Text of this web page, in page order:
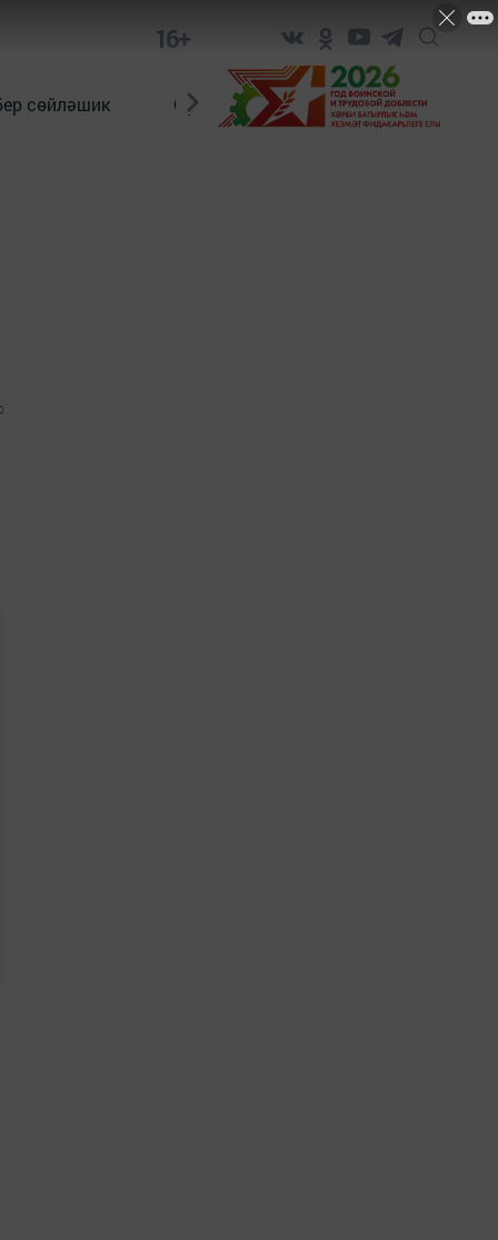
16+
сөйләшик Сүз тарихы Яшь хәбәрче